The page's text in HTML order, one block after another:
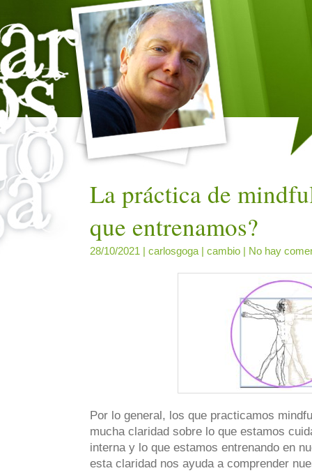
La práctica de
que entrenamos?
28/10/2021 | carlosgoga | cambio | No hay
Por lo general, los que practicamos
mucha claridad sobre lo que estamos
interna y lo que estamos entrenando en
esta claridad nos ayuda a comprender